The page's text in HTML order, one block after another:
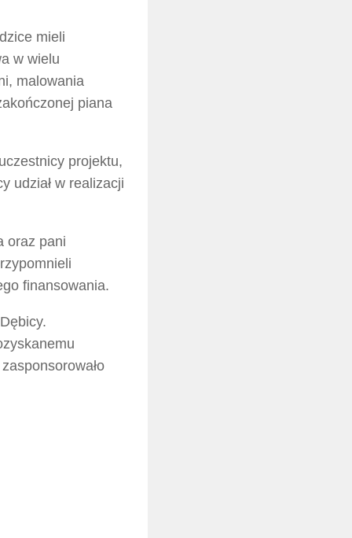
mieli
w wielu
malowania
piana
projektu,
udział w realizacji
oraz pani
finansowania.